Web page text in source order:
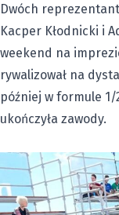
Dwóch
Kacper Kłodnicki i
weekend na
rywalizował na
później w formule 1/
ukończyła zawody.